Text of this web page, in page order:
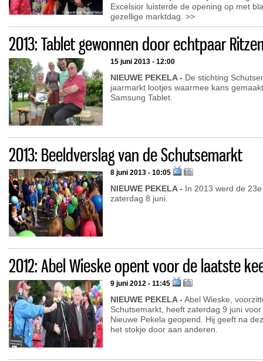
Excelsior luisterde de opening op met
gezellige marktdag. >>
2013: Tablet gewonnen door echtpaar
15 juni 2013 - 12:00
NIEUWE PEKELA - De stichting
jaarmarkt lootjes waarmee kans
Samsung Tablet.
2013: Beeldverslag van de Schutsemarkt
8 juni 2013 - 10:05
NIEUWE PEKELA - In 2013 werd de
zaterdag 8 juni.
2012: Abel Wieske opent voor de laatste
9 juni 2012 - 11:45
NIEUWE PEKELA - Abel Wieske,
Schutsemarkt, heeft zaterdag 9 juni
Nieuwe Pekela geopend. Hij geeft na
het stokje door aan anderen.